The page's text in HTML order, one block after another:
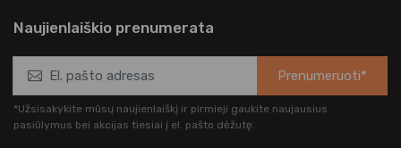
Naujienlaiškio prenumerata
Prenumeruoti*
*Užsisakykite mūsų naujienlaiškį ir pirmieji gaukite naujausius
pasiūlymus bei akcijas tiesiai į el. pašto dėžutę.